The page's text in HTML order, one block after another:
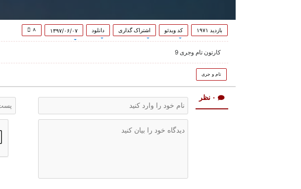
بازدید ۱۹۷۱ کد ویدئو اشتراک گذاری دانلود ۱۳۹۷/۰۶/۰۷ ۸
کارتون تام وجری 9
تام و جری
۰ نظر